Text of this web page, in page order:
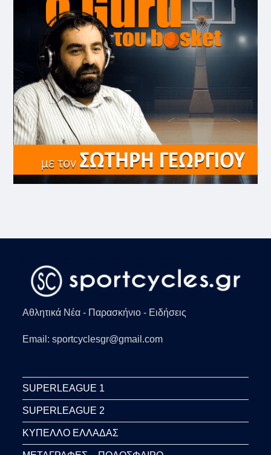
Αθλητικά Νέα - Παρασκήνιο - Ειδήσεις
Email: sportcyclesgr@gmail.com
SUPERLEAGUE 1
SUPERLEAGUE 2
ΚΥΠΕΛΛΟ ΕΛΛΑΔΑΣ